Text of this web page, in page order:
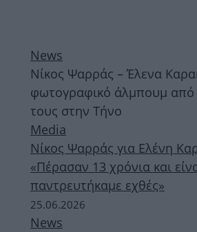
News
Νίκος Ψαρράς – Έλενα
φωτογραφικό άλμπουμ από
τους στην Τήνο
Media
Νίκος Ψαρράς για Ελένη
«Πέρασαν 13 χρόνια και
παντρευτήκαμε εχθές»
25.06.2026
News